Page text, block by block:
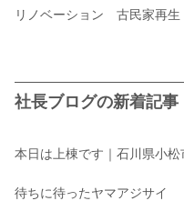
リノベーション 古民家再生
社長ブログの新着記事
本日は上棟です｜石川県小
待ちに待ったヤマアジサイ